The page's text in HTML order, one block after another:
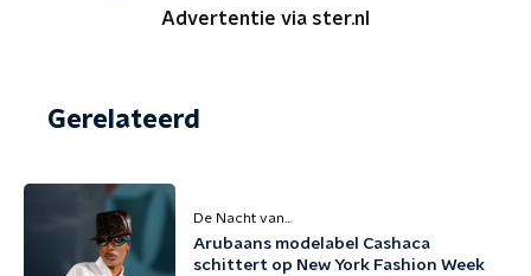
Advertentie via ster.nl
Gerelateerd
De Nacht van...
Arubaans modelabel Cashaca
schittert op New York Fashion Week